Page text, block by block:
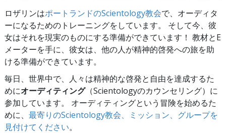
ロザリンはポートランドのScientology教会で、オーディタ
ーになるためのトレーニングをしています。 そして今、彼
女はそれを現実のものにする準備ができています！ 教材とE
メーターを手に、彼女は、他の人が精神的啓発への旅を助
ける準備ができています。
毎日、世界中で、人々は精神的な啓発と自由を達成するた
めにオーディティング（Scientologyのカウンセリング）に
参加しています。 オーディティングという冒険を始めるた
めに、 最寄りのScientology教会、ミッション、グループを
見付けてください。